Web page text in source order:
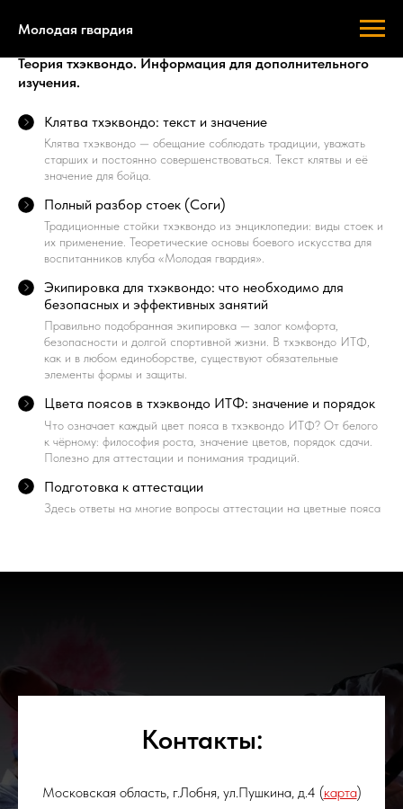
Молодая гвардия
Теория тхэквондо. Информация для дополнительного
изучения.
Клятва тхэквондо: текст и значение
Клятва тхэквондо — обещание соблюдать традиции, уважать
старших и постоянно совершенствоваться. Текст клятвы и её
значение для бойца.
Полный разбор стоек (Соги)
Традиционные стойки тхэквондо из энциклопедии: виды стоек и
их применение. Теоретические основы боевого искусства для
воспитанников клуба «Молодая гвардия».
Экипировка для тхэквондо: что необходимо для
безопасных и эффективных занятий
Правильно подобранная экипировка — залог комфорта,
безопасности и долгой спортивной жизни. В тхэквондо ИТФ,
как и в любом единоборстве, существуют обязательные
элементы формы и защиты.
Цвета поясов в тхэквондо ИТФ: значение и порядок
Что означает каждый цвет пояса в тхэквондо ИТФ? От белого
к чёрному: философия роста, значение цветов, порядок сдачи.
Полезно для аттестации и понимания традиций.
Подготовка к аттестации
Здесь ответы на многие вопросы аттестации на цветные пояса
Контакты:
Московская область, г.Лобня, ул.Пушкина, д.4 (карта)